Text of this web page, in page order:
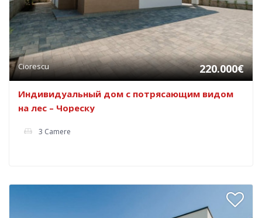
Ciorescu 220.000€
Индивидуальный дом с потрясающим видом
на лес – Чореску
3 Camere